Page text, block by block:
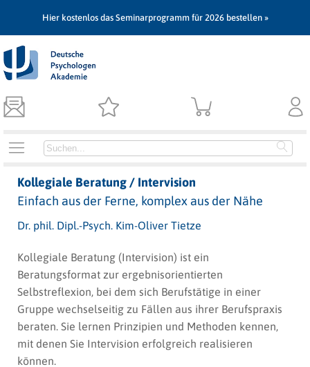
Hier kostenlos das Seminarprogramm für 2026 bestellen »
Kollegiale Beratung / Intervision
Einfach aus der Ferne, komplex aus der Nähe
Dr. phil. Dipl.-Psych. Kim-Oliver Tietze
Kollegiale Beratung (Intervision) ist ein
Beratungsformat zur ergebnisorientierten
Selbstreflexion, bei dem sich Berufstätige in einer
Gruppe wechselseitig zu Fällen aus ihrer Berufspraxis
beraten. Sie lernen Prinzipien und Methoden kennen,
mit denen Sie Intervision erfolgreich realisieren
können.